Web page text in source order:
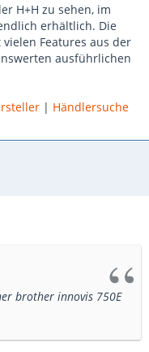
H+H zu sehen, im
erhältlich. Die
Features aus der
ausführlichen
| Händlersuche
brother innovis 750E